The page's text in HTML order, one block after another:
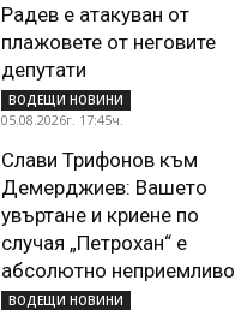
Радев е атакуван от
плажoвете от неговите
депутати
ВОДЕЩИ НОВИНИ
05.08.2026г. 17:45ч.
Слави Трифонов към
Демерджиев: Вашето
увъртане и криене по
случая „Петрохан“ е
абсолютно неприемливо
ВОДЕЩИ НОВИНИ